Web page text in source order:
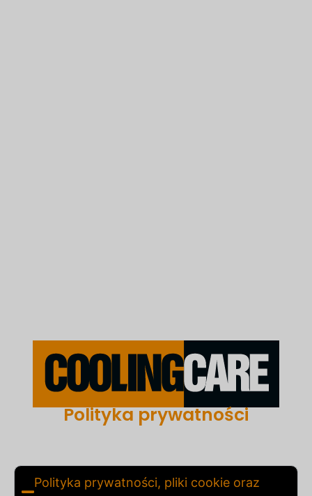
Polityka prywatności
Polityka prywatności, pliki cookie oraz